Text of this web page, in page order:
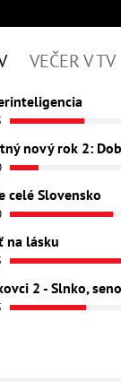
VEČER V TV
celé Slovensko
na lásku